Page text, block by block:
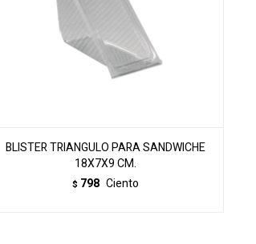
BLISTER TRIANGULO PARA SANDWICHE
18X7X9 CM.
$ 798 Ciento